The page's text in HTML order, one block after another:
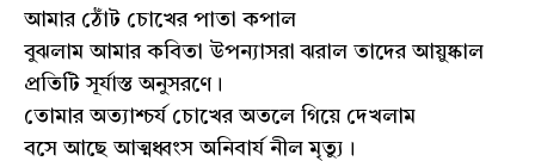
আমার ঠোঁট চোখের পাতা কপাল
বুঝলাম আমার কবিতা উপন্যাসরা ঝরাল তাদের আয়ুষ্কাল
প্রতিটি সূর্যাস্ত অনুসরণে।
তোমার অত্যাশ্চর্য চোখের অতলে গিয়ে দেখলাম
বসে আছে আত্মধ্বংস অনিবার্য নীল মৃত্যু।